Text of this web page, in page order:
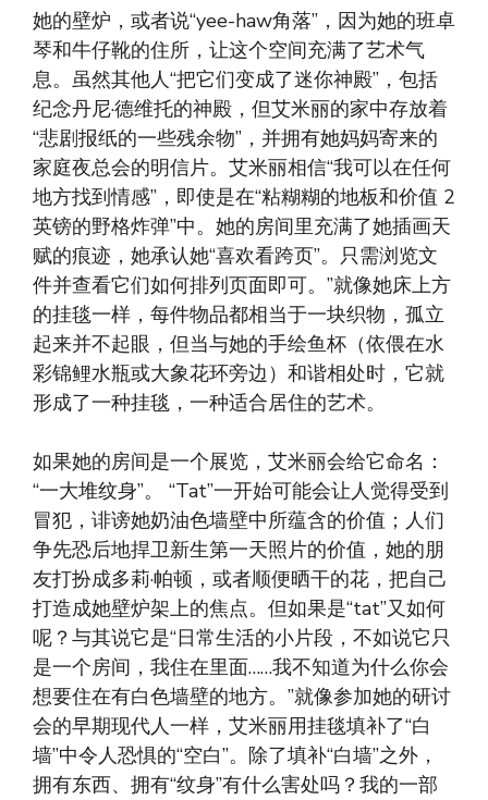
她的壁炉，或者说“yee-haw角落”，因为她的班卓
琴和牛仔靴的住所，让这个空间充满了艺术气
息。虽然其他人“把它们变成了迷你神殿”，包括
纪念丹尼·德维托的神殿，但艾米丽的家中存放着
“悲剧报纸的一些残余物”，并拥有她妈妈寄来的
家庭夜总会的明信片。艾米丽相信“我可以在任何
地方找到情感”，即使是在“粘糊糊的地板和价值 2
英镑的野格炸弹”中。她的房间里充满了她插画天
赋的痕迹，她承认她“喜欢看跨页”。只需浏览文
件并查看它们如何排列页面即可。”就像她床上方
的挂毯一样，每件物品都相当于一块织物，孤立
起来并不起眼，但当与她的手绘鱼杯（依偎在水
彩锦鲤水瓶或大象花环旁边）和谐相处时，它就
形成了一种挂毯，一种适合居住的艺术。
如果她的房间是一个展览，艾米丽会给它命名：
“一大堆纹身”。 “Tat”一开始可能会让人觉得受到
冒犯，诽谤她奶油色墙壁中所蕴含的价值；人们
争先恐后地捍卫新生第一天照片的价值，她的朋
友打扮成多莉·帕顿，或者顺便晒干的花，把自己
打造成她壁炉架上的焦点。但如果是“tat”又如何
呢？与其说它是“日常生活的小片段，不如说它只
是一个房间，我住在里面……我不知道为什么你会
想要住在有白色墙壁的地方。”就像参加她的研讨
会的早期现代人一样，艾米丽用挂毯填补了“白
墙”中令人恐惧的“空白”。除了填补“白墙”之外，
拥有东西、拥有“纹身”有什么害处吗？我的一部